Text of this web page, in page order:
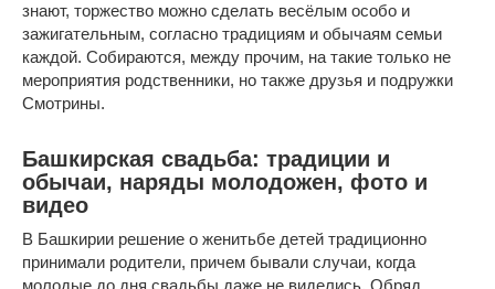
знают, торжество можно сделать весёлым особо и
зажигательным, согласно традициям и обычаям семьи
каждой. Собираются, между прочим, на такие только не
мероприятия родственники, но также друзья и подружки
Смотрины.
Башкирская свадьба: традиции и
обычаи, наряды молодожен, фото и
видео
В Башкирии решение о женитьбе детей традиционно
принимали родители, причем бывали случаи, когда